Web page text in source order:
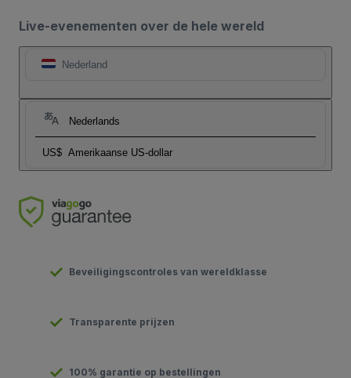
Live-evenementen over de hele wereld
Nederland
Nederlands
US$ Amerikaanse US-dollar
Beveiligingscontroles van wereldklasse
Transparente prijzen
100% garantie op bestellingen